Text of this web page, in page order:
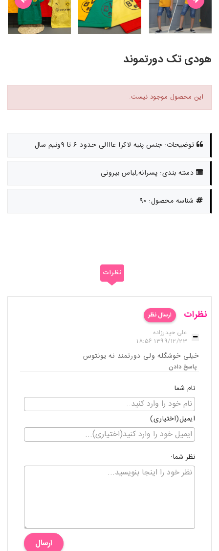
هودی تک دورتموند
این محصول موجود نیست.
توضیحات: جنس پنبه لاکرا عااالی حدود 6 تا 9ونیم سال
دسته بندی: پسرانه,لباس بیرونی
شناسه محصول: 90
نظرات
نظرات
ارسال نظر
علی حیدرزاده
1399/12/23 18:56
خیلی خوشگله ولی دورتمند نه یونتوس
پاسخ دادن
نام شما
ایمیل(اختیاری)
نظر شما:
ارسال